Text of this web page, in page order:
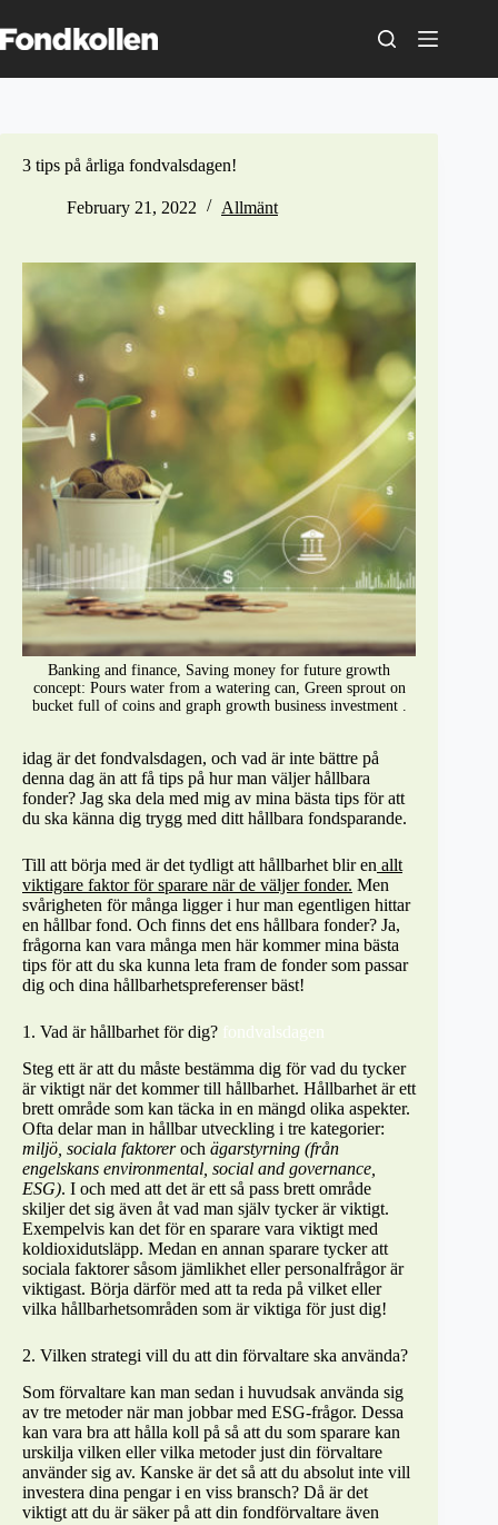
to
content
3 tips på årliga fondvalsdagen!
February 21, 2022 Allmänt
Banking and finance, Saving money for future growth
concept: Pours water from a watering can, Green sprout on
bucket full of coins and graph growth business investment .
idag är det fondvalsdagen, och vad är inte bättre på
denna dag än att få tips på hur man väljer hållbara
fonder? Jag ska dela med mig av mina bästa tips för att
du ska känna dig trygg med ditt hållbara fondsparande.
Till att börja med är det tydligt att hållbarhet blir en allt
viktigare faktor för sparare när de väljer fonder. Men
svårigheten för många ligger i hur man egentligen hittar
en hållbar fond. Och finns det ens hållbara fonder? Ja,
frågorna kan vara många men här kommer mina bästa
tips för att du ska kunna leta fram de fonder som passar
dig och dina hållbarhetspreferenser bäst!
1. Vad är hållbarhet för dig? fondvalsdagen
Steg ett är att du måste bestämma dig för vad du tycker
är viktigt när det kommer till hållbarhet. Hållbarhet är ett
brett område som kan täcka in en mängd olika aspekter.
Ofta delar man in hållbar utveckling i tre kategorier:
miljö, sociala faktoreroch ägarstyrning (från
engelskans environmental, social and governance,
ESG). I och med att det är ett så pass brett område
skiljer det sig även åt vad man själv tycker är viktigt.
Exempelvis kan det för en sparare vara viktigt med
koldioxidutsläpp. Medan en annan sparare tycker att
sociala faktorer såsom jämlikhet eller personalfrågor är
viktigast. Börja därför med att ta reda på vilket eller
vilka hållbarhetsområden som är viktiga för just dig!
2. Vilken strategi vill du att din förvaltare ska använda?
Som förvaltare kan man sedan i huvudsak använda sig
av tre metoder när man jobbar med ESG-frågor. Dessa
kan vara bra att hålla koll på så att du som sparare kan
urskilja vilken eller vilka metoder just din förvaltare
använder sig av. Kanske är det så att du absolut inte vill
investera dina pengar i en viss bransch? Då är det
viktigt att du är säker på att din fondförvaltare även